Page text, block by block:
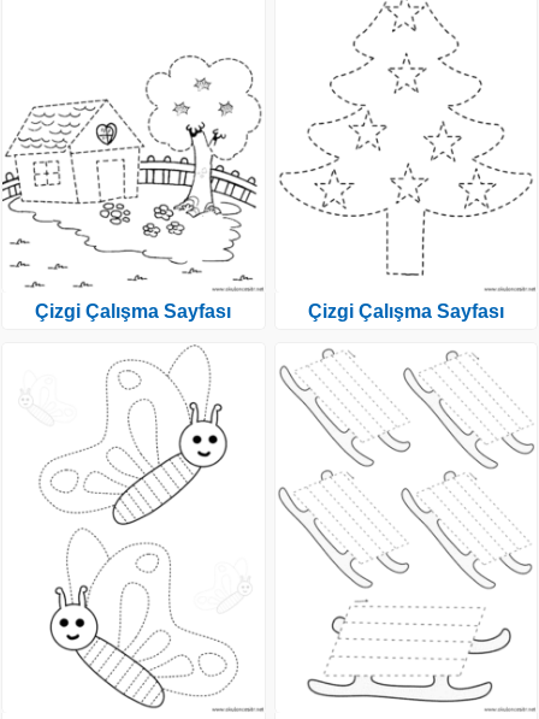
Çizgi Çalışma Sayfası Çizgi Çalışma Sayfası